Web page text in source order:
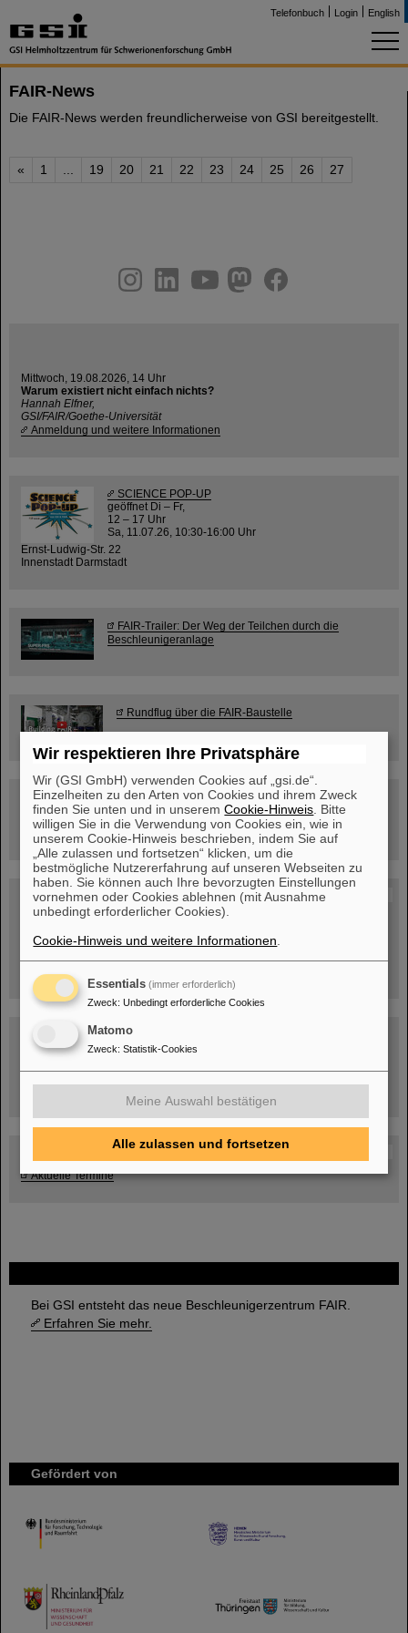
Telefonbuch Login English
Bei GSI entsteht das neue Beschleunigerzentrum FAIR.
Erfahren Sie mehr.
Gefördert von
HMWK
TMWWDG
FAIR-News
Die FAIR-News werden freundlicherweise von GSI bereitgestellt.
« 1 19 20 21 22 23 24 25 26 27
youtube
helmholtz.social
facebook
Mittwoch, 19.08.2026, 14 Uhr
Warum existiert nicht einfach nichts?
Hannah Elfner,
GSI/FAIR/Goethe-Universität
Anmeldung und weitere Informationen
SCIENCE POP-UP
geöffnet Di – Fr,
12 – 17 Uhr
Sa, 11.07.26, 10:30-16:00 Uhr
Ernst-Ludwig-Str. 22
Innenstadt Darmstadt
FAIR-Trailer: Der Weg der Teilchen durch die
Beschleunigeranlage
Rundflug über die FAIR-Baustelle
Besichtigung von GSI/FAIR –
jetzt Termin buchen!
Blog Beam On
Menschen...hinter GSI und FAIR.
GSI-FAIR Kolloquium
Aktuelle Termine
Wir respektieren Ihre Privatsphäre
Wir (GSI GmbH) verwenden Cookies auf „gsi.de“.
Einzelheiten zu den Arten von Cookies und ihrem Zweck
finden Sie unten und in unseremCookie-Hinweis . Bitte
willigen Sie in die Verwendung von Cookies ein, wie in
unserem Cookie-Hinweis beschrieben, indem Sie auf
„Alle zulassen und fortsetzen“ klicken, um die
bestmögliche Nutzererfahrung auf unseren Webseiten zu
haben. Sie können auch Ihre bevorzugten Einstellungen
vornehmen oder Cookies ablehnen (mit Ausnahme
unbedingt erforderlicher Cookies).
Cookie-Hinweis und weitere Informationen
Essentials (immer erforderlich)
Zweck: Unbedingt erforderliche Cookies
Matomo
Zweck: Statistik-Cookies
Meine Auswahl bestätigen
Alle zulassen und fortsetzen